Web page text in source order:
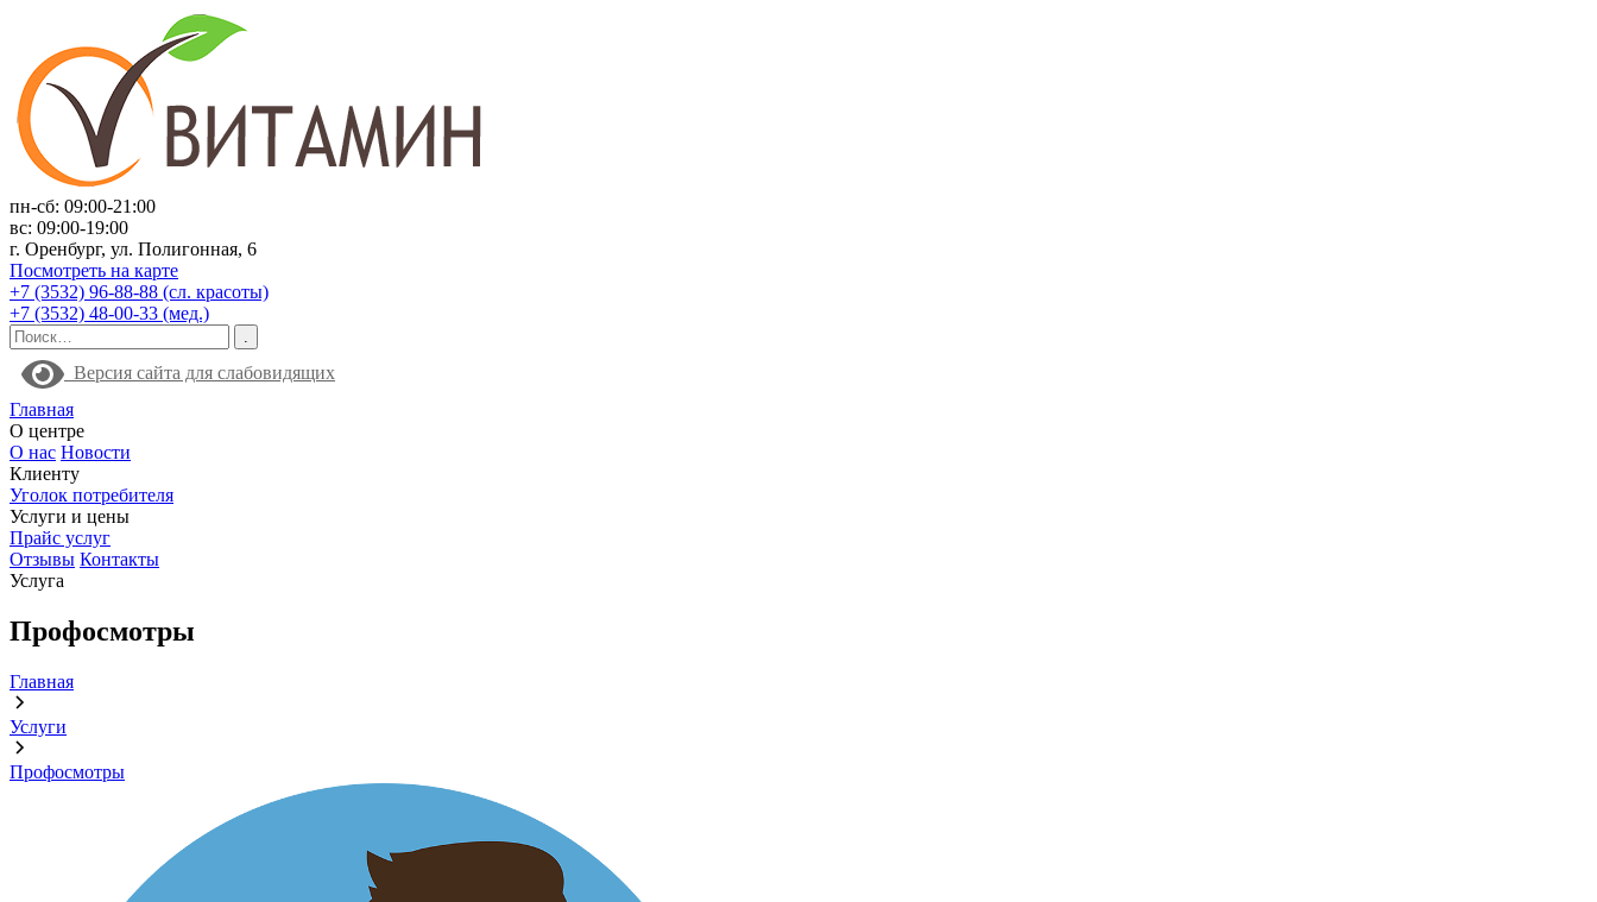
пн-сб: 09:00-21:00
вс: 09:00-19:00
г. Оренбург, ул. Полигонная, 6
Посмотреть на карте
+7 (3532) 96-88-88 (сл. красоты)
+7 (3532) 48-00-33 (мед.)
Версия сайта для слабовидящих
Главная
О центре
О нас Новости
Клиенту
Уголок потребителя
Услуги и цены
Прайс услуг
Отзывы Контакты
Услуга
Профосмотры
Главная
Услуги
Профосмотры